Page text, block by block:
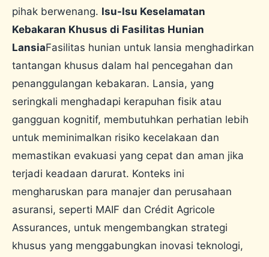
pihak berwenang. Isu-Isu Keselamatan
Kebakaran Khusus di Fasilitas Hunian
LansiaFasilitas hunian untuk lansia menghadirkan
tantangan khusus dalam hal pencegahan dan
penanggulangan kebakaran. Lansia, yang
seringkali menghadapi kerapuhan fisik atau
gangguan kognitif, membutuhkan perhatian lebih
untuk meminimalkan risiko kecelakaan dan
memastikan evakuasi yang cepat dan aman jika
terjadi keadaan darurat. Konteks ini
mengharuskan para manajer dan perusahaan
asuransi, seperti MAIF dan Crédit Agricole
Assurances, untuk mengembangkan strategi
khusus yang menggabungkan inovasi teknologi,